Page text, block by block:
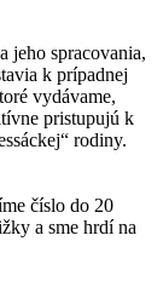
jeho spracovania,
k prípadnej
vydávame,
pristupujú k
rodiny.
číslo do 20
a sme hrdí na